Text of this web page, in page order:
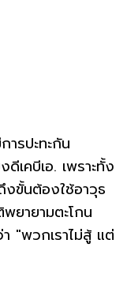
รปะทะกัน
ดีเคบีเอ. เพราะทั้ง
งขั้นต้องใช้อาวุธ
ยายามตะโกน
"พวกเราไม่สู้ แต่